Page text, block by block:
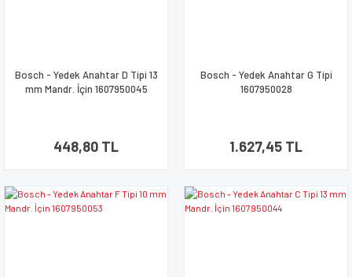
Bosch - Yedek Anahtar D Tipi 13
mm Mandr. İçin 1607950045
448,80 TL
Bosch - Yedek Anahtar G Tipi
1607950028
1.627,45 TL